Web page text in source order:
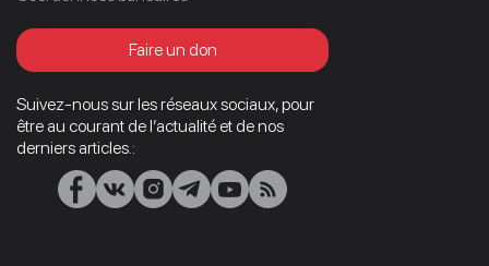
Faire un don
Suivez-nous sur les réseaux sociaux, pour
être au courant de l’actualité et de nos
derniers articles.: